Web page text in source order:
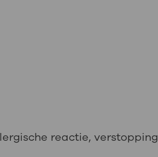
reactie, verstopping